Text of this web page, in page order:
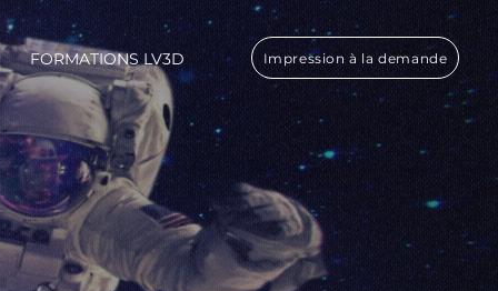
FORMATIONS LV3D Impression à la demande